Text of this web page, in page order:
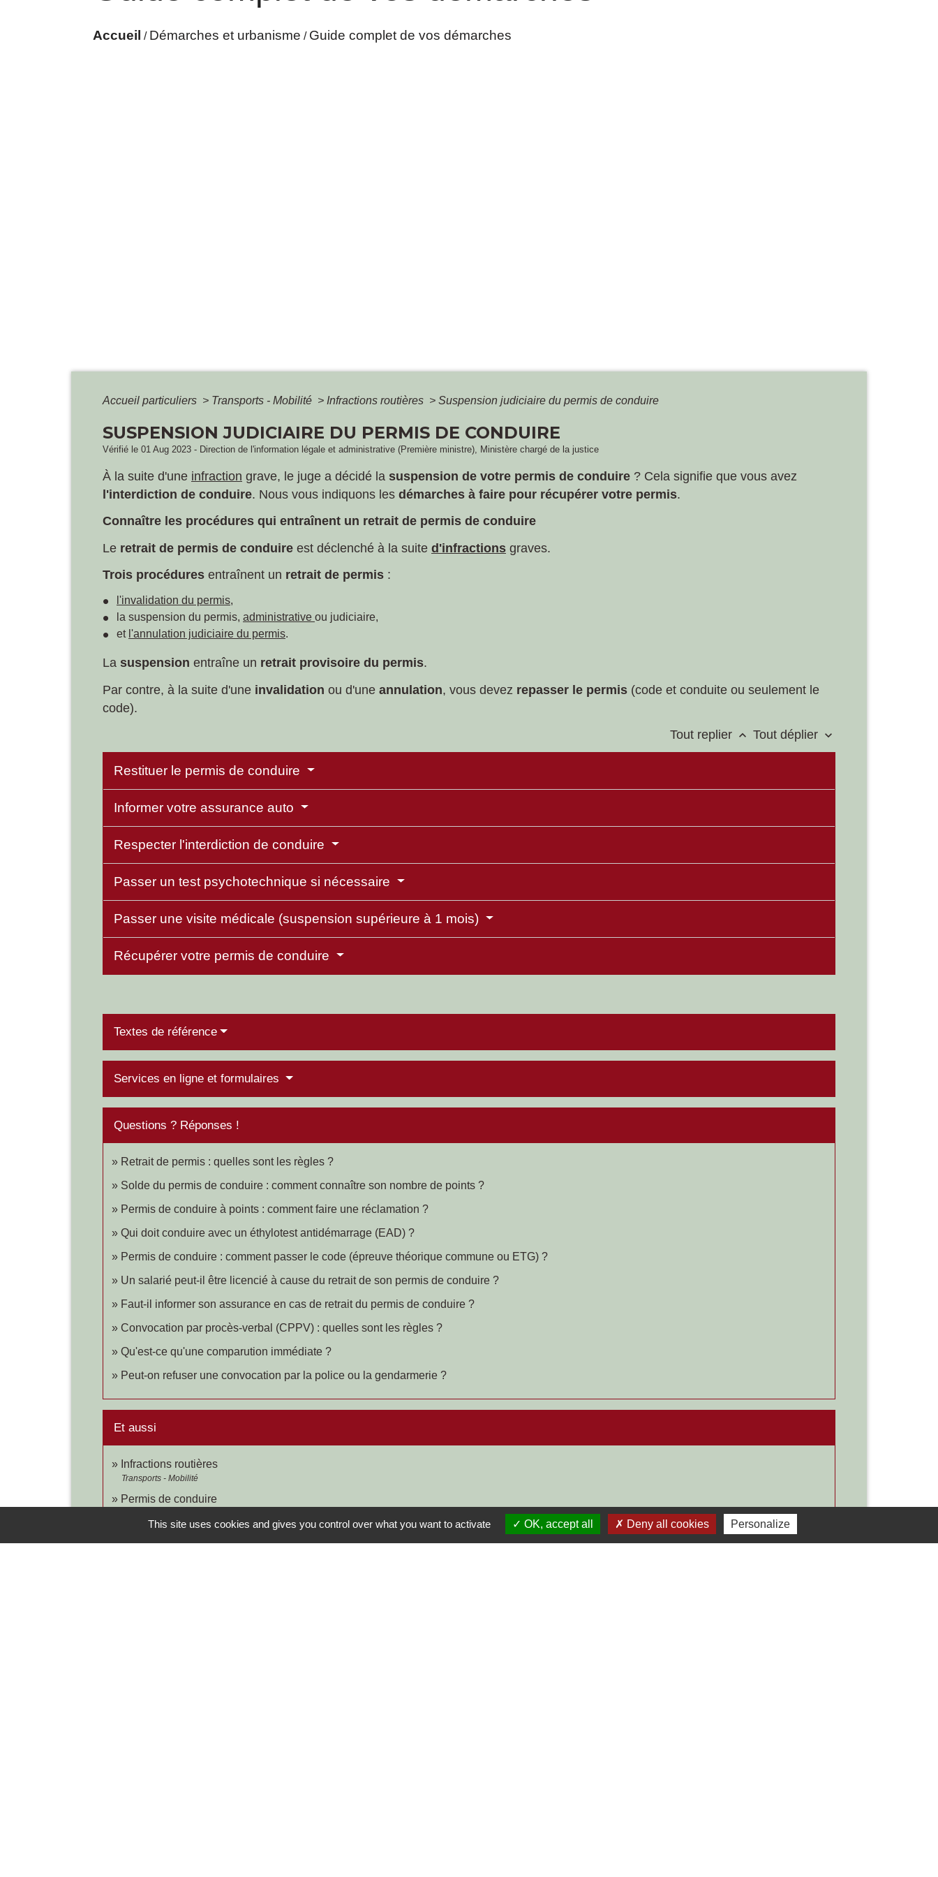
Accueil / Démarches et urbanisme / Guide complet de vos démarches
Accueil particuliers > Transports - Mobilité > Infractions routières > Suspension judiciaire du permis de conduire
SUSPENSION JUDICIAIRE DU PERMIS DE CONDUIRE
Vérifié le 01 Aug 2023 - Direction de l'information légale et administrative (Première ministre), Ministère chargé de la justice
À la suite d'une infraction grave, le juge a décidé la suspension de votre permis de conduire ? Cela signifie que vous avez
l'interdiction de conduire. Nous vous indiquons les démarches à faire pour récupérer votre permis.
Connaître les procédures qui entraînent un retrait de permis de conduire
Le retrait de permis de conduire est déclenché à la suite d'infractions graves.
Trois procédures entraînent un retrait de permis :
l'invalidation du permis,
la suspension du permis, administrative ou judiciaire,
et l'annulation judiciaire du permis.
La suspension entraîne un retrait provisoire du permis.
Par contre, à la suite d'une invalidation ou d'une annulation, vous devez repasser le permis (code et conduite ou seulement le
code).
Tout replier keyboard_arrow_up Tout déplier keyboard_arrow_down
Restituer le permis de conduire
Informer votre assurance auto
Respecter l'interdiction de conduire
Passer un test psychotechnique si nécessaire
Passer une visite médicale (suspension supérieure à 1 mois)
Récupérer votre permis de conduire
Textes de référence
Services en ligne et formulaires
Questions ? Réponses !
Retrait de permis : quelles sont les règles ?
Solde du permis de conduire : comment connaître son nombre de points ?
Permis de conduire à points : comment faire une réclamation ?
Qui doit conduire avec un éthylotest antidémarrage (EAD) ?
Permis de conduire : comment passer le code (épreuve théorique commune ou ETG) ?
Un salarié peut-il être licencié à cause du retrait de son permis de conduire ?
Faut-il informer son assurance en cas de retrait du permis de conduire ?
Convocation par procès-verbal (CPPV) : quelles sont les règles ?
Qu'est-ce qu'une comparution immédiate ?
Peut-on refuser une convocation par la police ou la gendarmerie ?
Et aussi
Infractions routières
Transports - Mobilité
Permis de conduire
Déroulement d'une affaire devant le tribunal correctionnel
This site uses cookies and gives you control over what you want to activate OK, accept all Deny all cookies Personalize